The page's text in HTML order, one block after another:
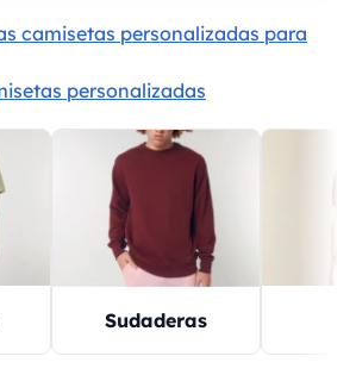
camisetas personalizadas para
personalizadas
Sudaderas